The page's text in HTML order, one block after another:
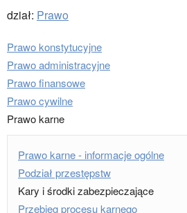
dział: Prawo
Prawo konstytucyjne
Prawo administracyjne
Prawo finansowe
Prawo cywilne
Prawo karne
Prawo karne - informacje ogólne
Podział przestępstw
Kary i środki zabezpieczające
Przebieg procesu karnego